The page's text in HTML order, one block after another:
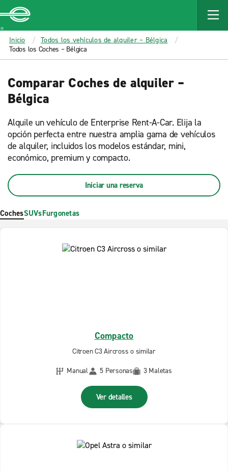
MAIN
CONTENT
Enterprise
Inicio
Todos los vehículos de alquiler – Bélgica
Todos los Coches – Bélgica
Comparar Coches de alquiler –
Bélgica
Alquile un vehículo de Enterprise Rent-A-Car. Elija la
opción perfecta entre nuestra amplia gama de vehículos
de alquiler, incluidos los modelos estándar, mini,
económico, premium y compacto.
Iniciar una reserva
CochesSUVsFurgonetas
Compacto
Citroen C3 Aircross o similar
Manual
5 Personas 3 Maletas
Ver detalles